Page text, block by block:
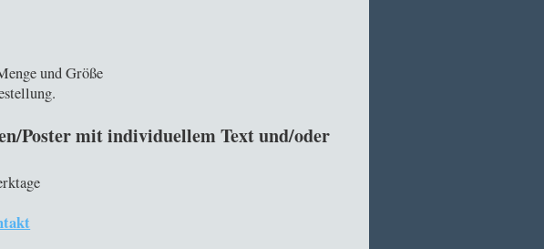
und Größe
Poster mit individuellem Text und/oder